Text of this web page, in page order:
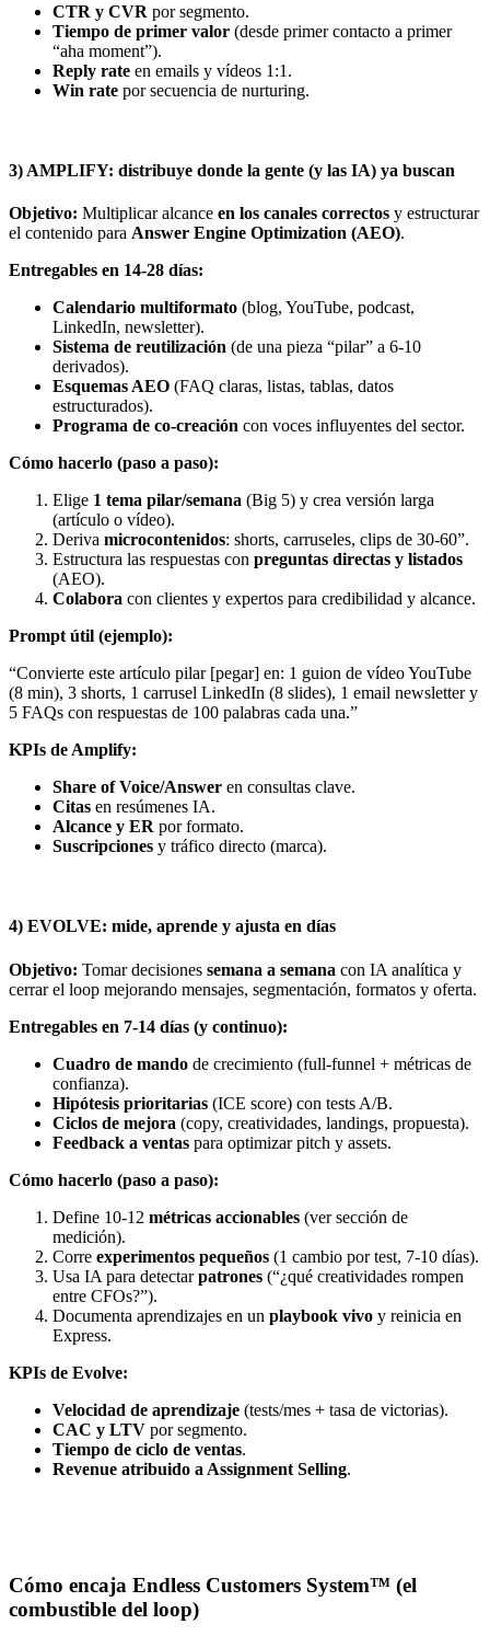
CTR y CVR por segmento.
Tiempo de primer valor (desde primer contacto a primer
“aha moment”).
Reply rate en emails y vídeos 1:1.
Win rate por secuencia de nurturing.
3) AMPLIFY: distribuye donde la gente (y las IA) ya buscan
Objetivo: Multiplicar alcance en los canales correctos y estructurar
el contenido para Answer Engine Optimization (AEO).
Entregables en 14-28 días:
Calendario multiformato (blog, YouTube, podcast,
LinkedIn, newsletter).
Sistema de reutilización (de una pieza “pilar” a 6-10
derivados).
Esquemas AEO (FAQ claras, listas, tablas, datos
estructurados).
Programa de co-creación con voces influyentes del sector.
Cómo hacerlo (paso a paso):
Elige 1 tema pilar/semana (Big 5) y crea versión larga
(artículo o vídeo).
Deriva microcontenidos: shorts, carruseles, clips de 30-60”.
Estructura las respuestas con preguntas directas y listados
(AEO).
Colabora con clientes y expertos para credibilidad y alcance.
Prompt útil (ejemplo):
“Convierte este artículo pilar [pegar] en: 1 guion de vídeo YouTube
(8 min), 3 shorts, 1 carrusel LinkedIn (8 slides), 1 email newsletter y
5 FAQs con respuestas de 100 palabras cada una.”
KPIs de Amplify:
Share of Voice/Answer en consultas clave.
Citas en resúmenes IA.
Alcance y ER por formato.
Suscripciones y tráfico directo (marca).
4) EVOLVE: mide, aprende y ajusta en días
Objetivo: Tomar decisiones semana a semana con IA analítica y
cerrar el loop mejorando mensajes, segmentación, formatos y oferta.
Entregables en 7-14 días (y continuo):
Cuadro de mando de crecimiento (full-funnel + métricas de
confianza).
Hipótesis prioritarias (ICE score) con tests A/B.
Ciclos de mejora (copy, creatividades, landings, propuesta).
Feedback a ventas para optimizar pitch y assets.
Cómo hacerlo (paso a paso):
Define 10-12 métricas accionables (ver sección de
medición).
Corre experimentos pequeños (1 cambio por test, 7-10 días).
Usa IA para detectarpatrones (“¿qué creatividades rompen
entre CFOs?”).
Documenta aprendizajes en un playbook vivo y reinicia en
Express.
KPIs de Evolve:
Velocidad de aprendizaje (tests/mes + tasa de victorias).
CAC y LTV por segmento.
Tiempo de ciclo de ventas.
Revenue atribuido a Assignment Selling.
Cómo encaja Endless Customers System™ (el
combustible del loop)